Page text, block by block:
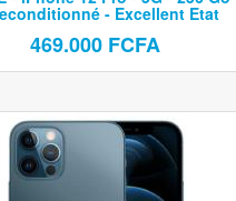
- Excellent Etat
469.000 FCFA